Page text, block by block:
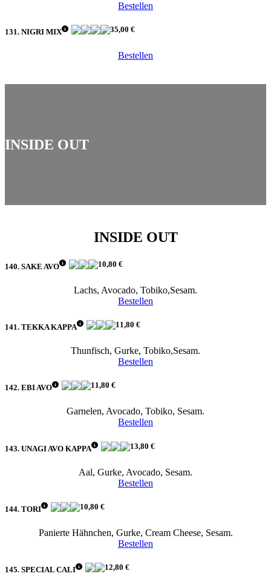
Bestellen
131. NIGRI MIX 35,00 €
Bestellen
INSIDE OUT
INSIDE OUT
140. SAKE AVO 10,80 €
Lachs, Avocado, Tobiko,Sesam.
Bestellen
141. TEKKA KAPPA 11,80 €
Thunfisch, Gurke, Tobiko,Sesam.
Bestellen
142. EBI AVO 11,80 €
Garnelen, Avocado, Tobiko, Sesam.
Bestellen
143. UNAGI AVO KAPPA 13,80 €
Aal, Gurke, Avocado, Sesam.
Bestellen
144. TORI 10,80 €
Panierte Hähnchen, Gurke, Cream Cheese, Sesam.
Bestellen
145. SPECIAL CALI 12,80 €